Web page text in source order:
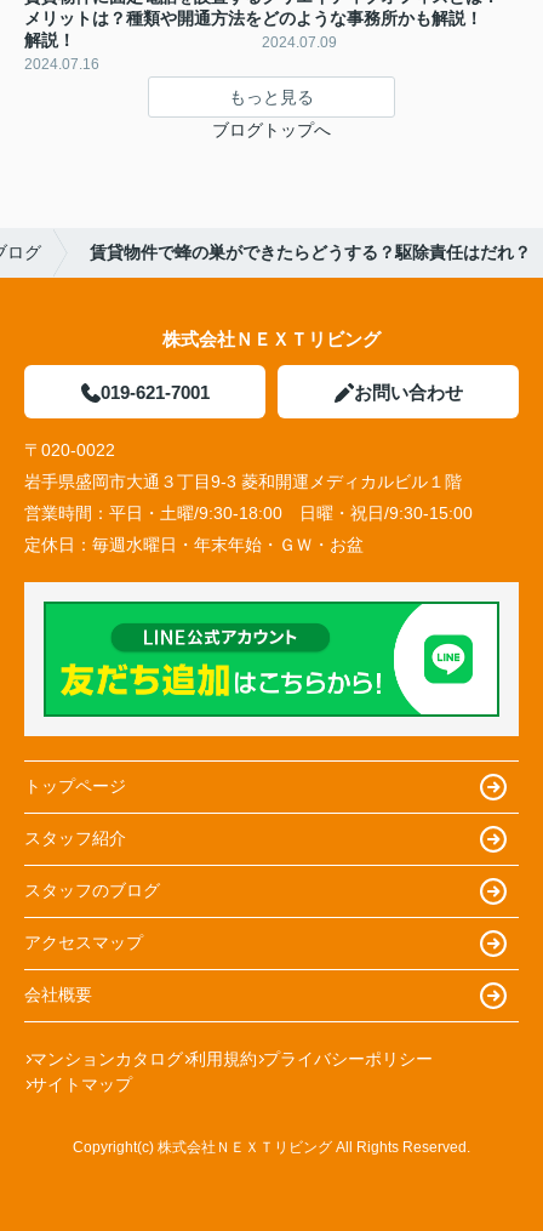
メリットは？種類や開通方法を
解説！
2024.07.16
どのような事務所かも解説！
2024.07.09
もっと見る
ブログトップへ
ログ 賃貸物件で蜂の巣ができたらどうする？駆除責任はだれ？
株式会社ＮＥＸＴリビング
019-621-7001 お問い合わせ
〒020-0022
岩手県盛岡市大通３丁目9-3 菱和開運メディカルビル１階
営業時間： 平日・土曜/9:30-18:00 日曜・祝日/9:30-15:00
定休日： 毎週水曜日・年末年始・ＧＷ・お盆
トップページ
スタッフ紹介
スタッフのブログ
アクセスマップ
会社概要
マンションカタログ 利用規約 プライバシーポリシー
サイトマップ
Copyright(c) 株式会社ＮＥＸＴリビング All Rights Reserved.